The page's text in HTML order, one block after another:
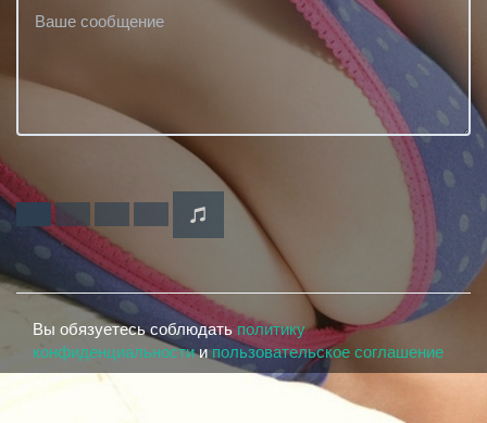
Вы обязуетесь соблюдать политику
конфиденциальностиипользовательское соглашение